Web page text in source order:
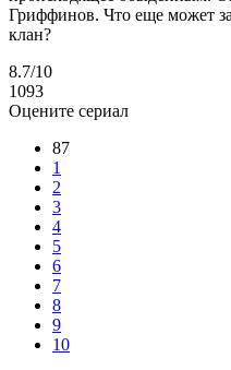
Гриффинов. Что еще может
клан?
8.7/10
1093
Оцените сериал
87
1
2
3
4
5
6
7
8
9
10